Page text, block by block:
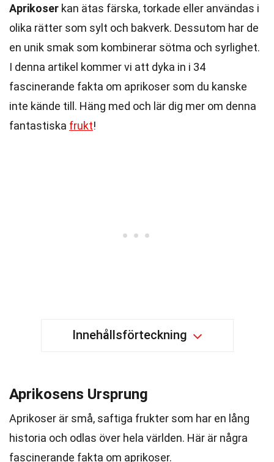
Aprikoser kan ätas färska, torkade eller användas i
olika rätter som sylt och bakverk. Dessutom har de
en unik smak som kombinerar sötma och syrlighet.
I denna artikel kommer vi att dyka in i 34
fascinerande fakta om aprikoser som du kanske
inte kände till. Häng med och lär dig mer om denna
fantastiska frukt!
Innehållsförteckning
Aprikosens Ursprung
Aprikoser är små, saftiga frukter som har en lång
historia och odlas över hela världen. Här är några
fascinerande fakta om aprikoser.